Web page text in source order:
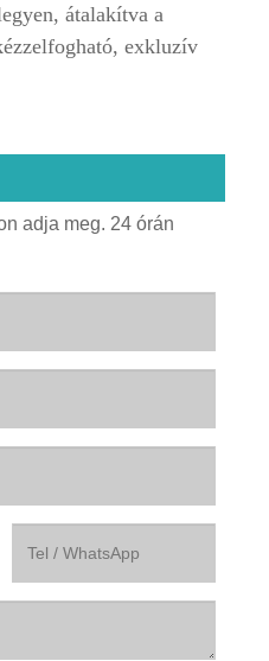
átalakítva a
exkluzív
adja meg. 24 órán